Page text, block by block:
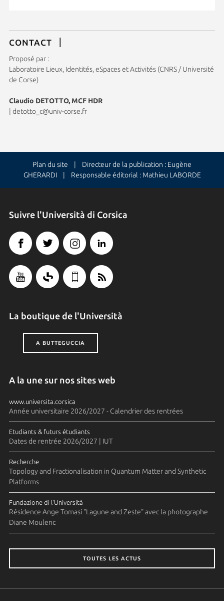
CONTACT
Proposé par :
Laboratoire Lieux, Identités, eSpaces et Activités (CNRS / Université
de Corse)
Claudio DETOTTO, MCF HDR
detotto_c@univ-corse.fr
Plan du site | Directeur de la publication : Eugène
GHERARDI | Responsable éditorial : Mathieu LABORDE
Suivre l'Università di Corsica
La boutique de l'Università
A BUTTEGUCCIA
A la une sur nos sites web
www.universita.corsica
Année universitaire 2026/2027 - Calendrier des rentrées
Etudiants & futurs étudiants
Dates de rentrée 2026/2027 | IUT
Recherche
Topology and Fractionalisation in Quantum Matter and Synthetic
Platforms
Fundazione di l'Università
Résidence Ange Tomasi "Lagune and Zeste" avec la photographe
Diane Moulenc
TOUTES LES ACTUS